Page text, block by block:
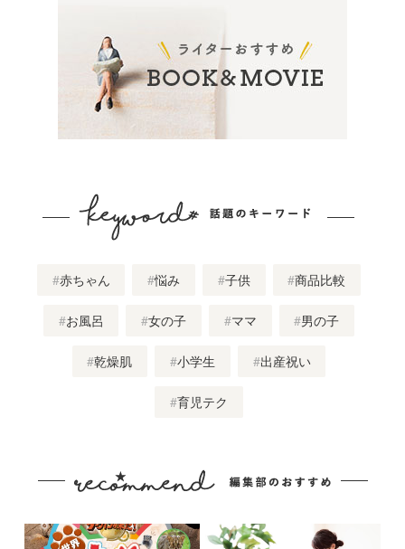
赤ちゃん 悩み 子供 商品比較
お風呂 女の子 ママ 男の子
乾燥肌 小学生 出産祝い
育児テク